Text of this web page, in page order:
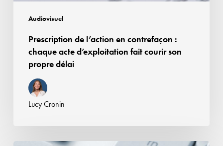
Audiovisuel
courir
proprePrescription de l’action en contrefaçon :
chaque acte d’exploitation fait courir son
propre délai
Lucy Cronin